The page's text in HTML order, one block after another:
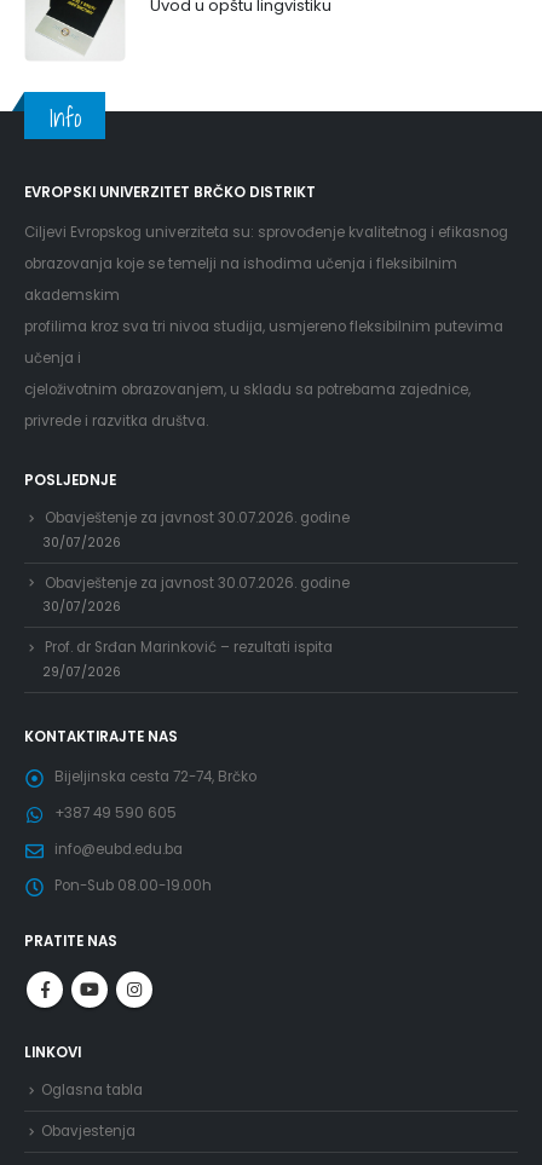
Uvod u opštu lingvistiku
Info
EVROPSKI UNIVERZITET BRČKO DISTRIKT
Ciljevi Evropskog univerziteta su: sprovođenje kvalitetnog i efikasnog
obrazovanja koje se temelji na ishodima učenja i fleksibilnim
akademskim
profilima kroz sva tri nivoa studija, usmjereno fleksibilnim putevima
učenja i
cjeloživotnim obrazovanjem, u skladu sa potrebama zajednice,
privrede i razvitka društva.
POSLJEDNJE
Obavještenje za javnost 30.07.2026. godine
30/07/2026
Obavještenje za javnost 30.07.2026. godine
30/07/2026
Prof. dr Srđan Marinković – rezultati ispita
29/07/2026
KONTAKTIRAJTE NAS
Bijeljinska cesta 72-74, Brčko
+387 49 590 605
info@eubd.edu.ba
Pon-Sub 08.00-19.00h
PRATITE NAS
LINKOVI
Oglasna tabla
Obavjestenja